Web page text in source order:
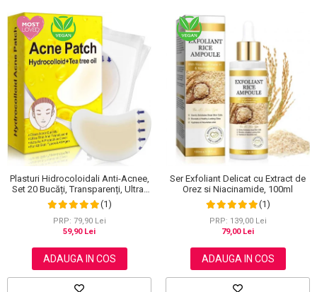
Plasturi Hidrocoloidali Anti-Acnee,
Set 20 Bucăți, Transparenți, Ultra-
subțiri, Formulă Premium
(1)
PRP: 79,90 Lei
59,90 Lei
ADAUGA IN COS
Ser Exfoliant Delicat cu Extract de
Orez si Niacinamide, 100ml
(1)
PRP: 139,00 Lei
79,00 Lei
ADAUGA IN COS